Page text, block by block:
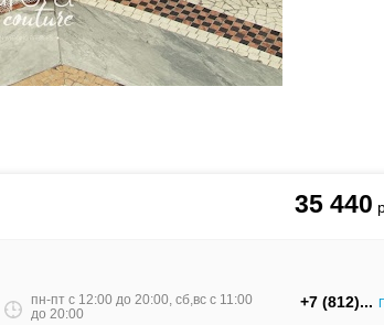
35 440
пн-пт c 12:00 до 20:00, сб,вс c 11:00
до 20:00
+7 (812)